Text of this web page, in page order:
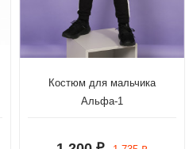
Костюм для мальчика
Альфа-1